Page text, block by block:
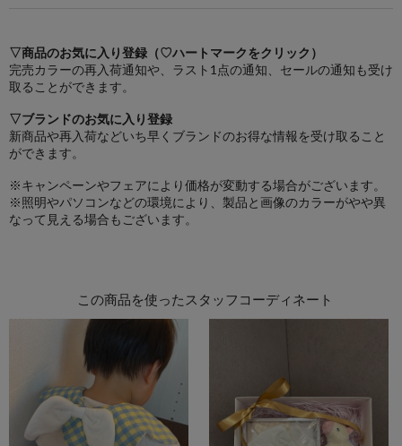
▽商品のお気に入り登録（♡ハートマークをクリック）
完売カラーの再入荷通知や、ラスト1点の通知、セールの通知も受け
取ることができます。
▽ブランドのお気に入り登録
新商品や再入荷などいち早くブランドのお得な情報を受け取ること
ができます。
※キャンペーンやフェアにより価格が変動する場合がございます。
※照明やパソコンなどの環境により、製品と画像のカラーがやや異
なって見える場合もございます。
この商品を使ったスタッフコーディネート